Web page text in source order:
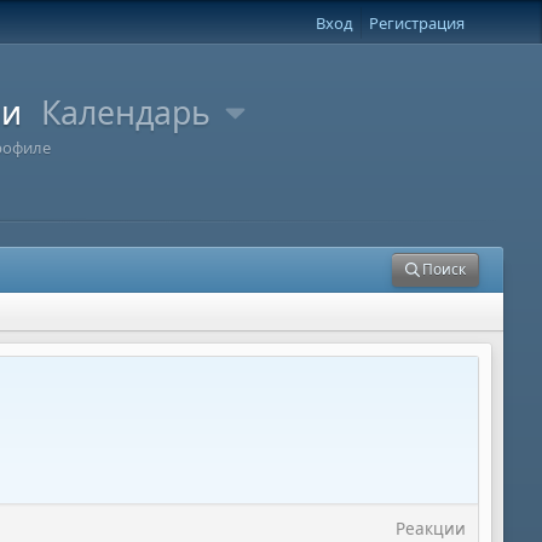
Вход Регистрация
Календарь
Поиск
Реакции